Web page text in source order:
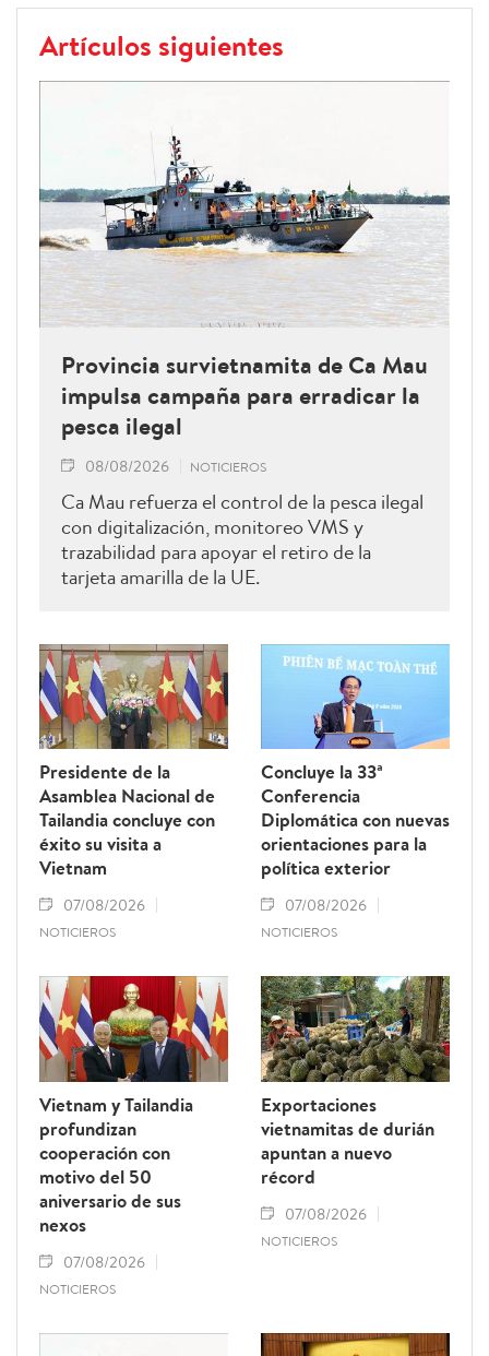
Artículos siguientes
Provincia survietnamita de Ca Mau
impulsa campaña para erradicar la
pesca ilegal
08/08/2026 NOTICIEROS
Ca Mau refuerza el control de la pesca ilegal
con digitalización, monitoreo VMS y
trazabilidad para apoyar el retiro de la
tarjeta amarilla de la UE.
Presidente de la
Asamblea Nacional de
Tailandia concluye con
éxito su visita a
Vietnam
07/08/2026
NOTICIEROS
Concluye la 33ª
Conferencia
Diplomática con nuevas
orientaciones para la
política exterior
07/08/2026
NOTICIEROS
Vietnam y Tailandia
profundizan
cooperación con
motivo del 50
aniversario de sus
nexos
07/08/2026
NOTICIEROS
Exportaciones
vietnamitas de durián
apuntan a nuevo
récord
07/08/2026
NOTICIEROS